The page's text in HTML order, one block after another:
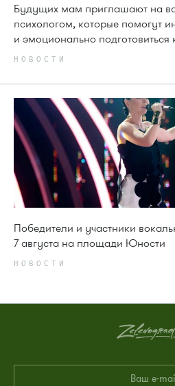
Будущих мам приглашают на
психологом, которые помогут
и эмоционально
НОВОСТИ
Победители и участники
7 августа на площади Юности
НОВОСТИ